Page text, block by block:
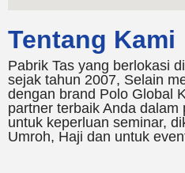
Tentang Kami
Pabrik Tas yang berlokasi
sejak tahun 2007, Selain
dengan brand Polo Global
partner terbaik Anda dalam
untuk keperluan seminar,
Umroh, Haji dan untuk